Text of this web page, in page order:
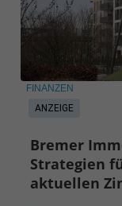
ANZEIGE
FINANZEN
Bremer
Strategien
aktuellen